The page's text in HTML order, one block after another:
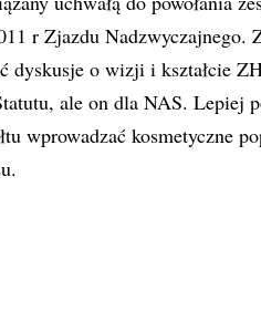
r Zjazdu
dyskusje o wizji i kształcie
ale on dla NAS. Lepiej
wprowadzać kosmetyczne